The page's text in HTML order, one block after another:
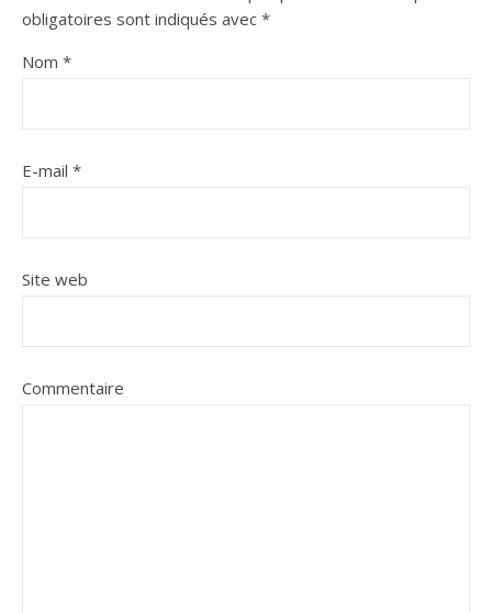
obligatoires sont indiqués avec *
Nom *
E-mail *
Site web
Commentaire